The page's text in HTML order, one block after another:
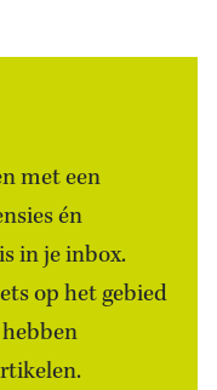
met een
én
in je inbox.
op het gebied